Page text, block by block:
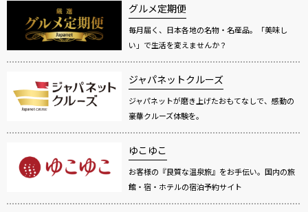
グルメ定期便
毎月届く、日本各地の名物・名産品。「美味し
い」で生活を変えませんか？
ジャパネットクルーズ
ジャパネットが磨き上げたおもてなしで、感動の
豪華クルーズ体験を。
ゆこゆこ
お客様の『良質な温泉旅』をお手伝い。国内の旅
館・宿・ホテルの宿泊予約サイト